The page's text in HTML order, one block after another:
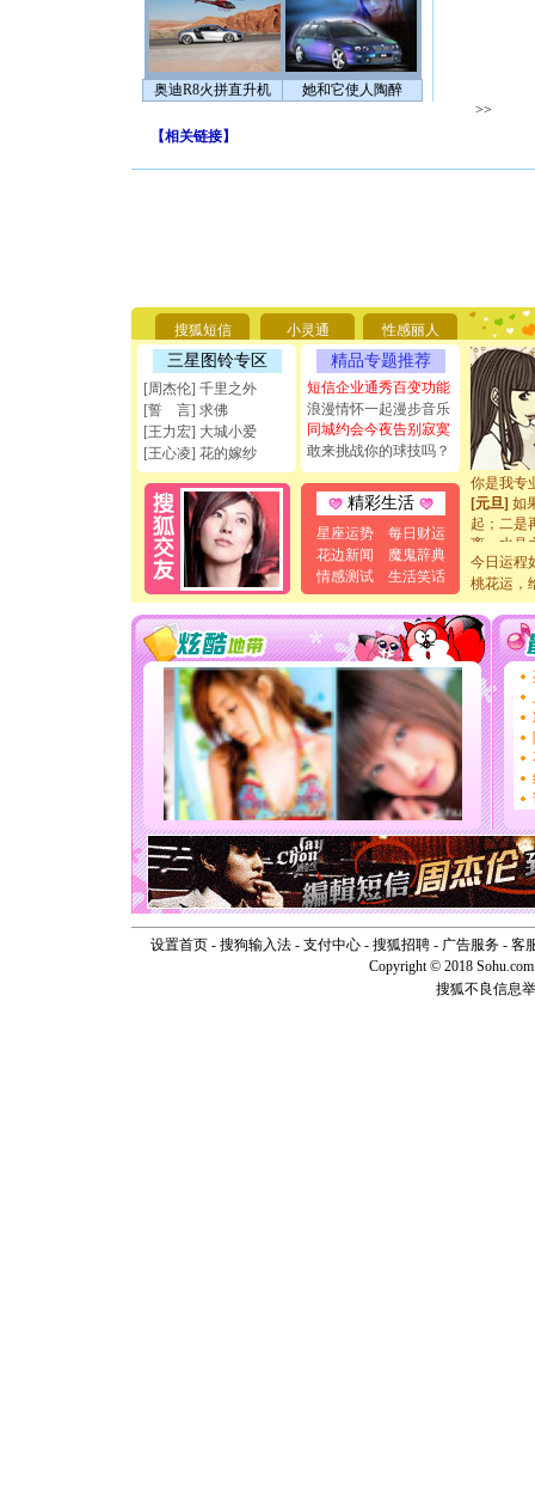
奥迪R8火拼直升机 她和它使人陶醉
>>
【相关链接】
搜狐短信 小灵通 性感丽人
三星图铃专区
[周杰伦] 千里之外
[誓 言] 求佛
[王力宏] 大城小爱
[王心凌] 花的嫁纱
精品专题推荐
短信企业通秀百变功能
浪漫情怀一起漫步音乐
同城约会今夜告别寂寞
敢来挑战你的球技吗？
精彩生活
星座运势
每日财运
花边新闻
魔鬼辞典
情感测试
生活笑话
要平安！
[圣诞节]
能正大光
天都要快
[圣诞节]
如意,快
[元旦]看
断电。爱
你是我专
[元旦]如
起；二是
离。水晶
泣，这痛
卖了。水
颜！冬去
道一声
[春节] 传
片叶子
送你一
[圣诞节]
你太多
要平安
[圣诞节]
能正大
天都要快
[圣诞节]
如意,快
[元旦]看
断电。爱
你是我
[元旦]
如
起；二是
离。水晶
今日运程
桃花运，
设置首页- 搜狗输入法- 支付中心- 搜狐招聘- 广告服务- 客
Copyright © 2018
搜狐不良信息